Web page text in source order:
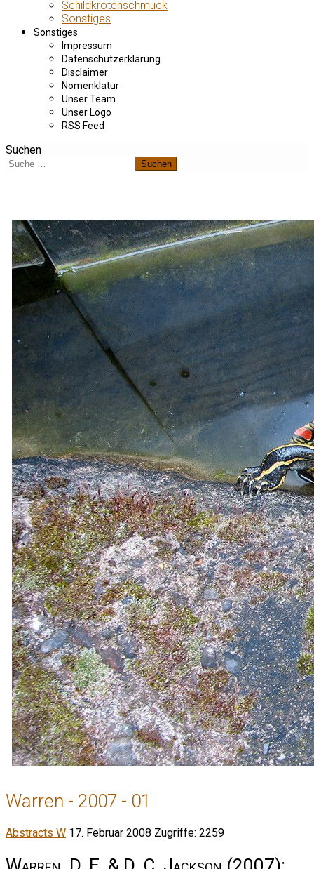
Schildkrötenschmuck
Sonstiges
Sonstiges
Impressum
Datenschutzerklärung
Disclaimer
Nomenklatur
Unser Team
Unser Logo
RSS Feed
Suchen
Suchen
Warren - 2007 - 01
Abstracts W 17. Februar 2008 Zugriffe: 2259